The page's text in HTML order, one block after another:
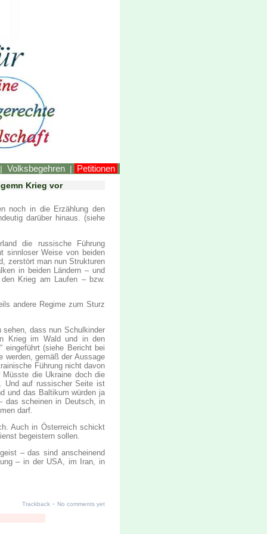
| Volksbegehren | Petitionen
Krieg vor
noch in die Erzählung den
darüber hinaus. (siehe
die russische Führung
sinnloser Weise von beiden
zerstört man nun Strukturen
in beiden Ländern – und
Krieg am Laufen – bzw.
andere Regime zum Sturz
sehen, dass nun Schulkinder
Krieg im Wald und in den
eingeführt (siehe Bericht bei
werden, gemäß der Aussage
Führung nicht davon
die Ukraine doch die
Und auf russischer Seite ist
und das Baltikum würden ja
das scheinen in Deutsch, in
darf.
Auch in Österreich schickt
begeistern sollen.
– das sind anscheinend
– in der USA, im Iran, in
Trackback · No comments yet